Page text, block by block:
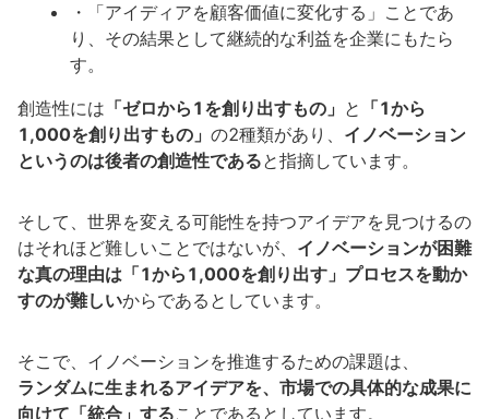
・「アイディアを顧客価値に変化する」ことであ
り、その結果として継続的な利益を企業にもたら
す。
創造性には 「ゼロから1を創り出すもの」 と 「1から
1,000を創り出すもの」 の2種類があり、 イノベーション
というのは後者の創造性であると指摘しています。
そして、世界を変える可能性を持つアイデアを見つけるの
はそれほど難しいことではないが、 イノベーションが困難
な真の理由は「1から1,000を創り出す」プロセスを動か
すのが難しいからであるとしています。
そこで、イノベーションを推進するための課題は、
ランダムに生まれるアイデアを、市場での具体的な成果に
向けて「統合」することであるとしています。